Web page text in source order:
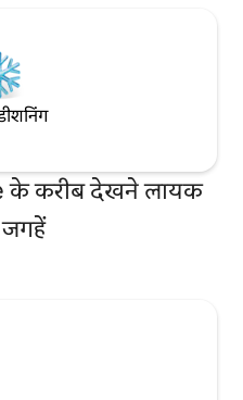
के करीब देखने लायक